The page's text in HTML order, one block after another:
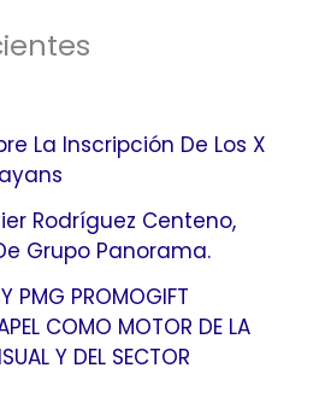
La Inscripción De Los X
Rodríguez Centeno,
Grupo Panorama.
PMG PROMOGIFT
COMO MOTOR DE LA
Y DEL SECTOR